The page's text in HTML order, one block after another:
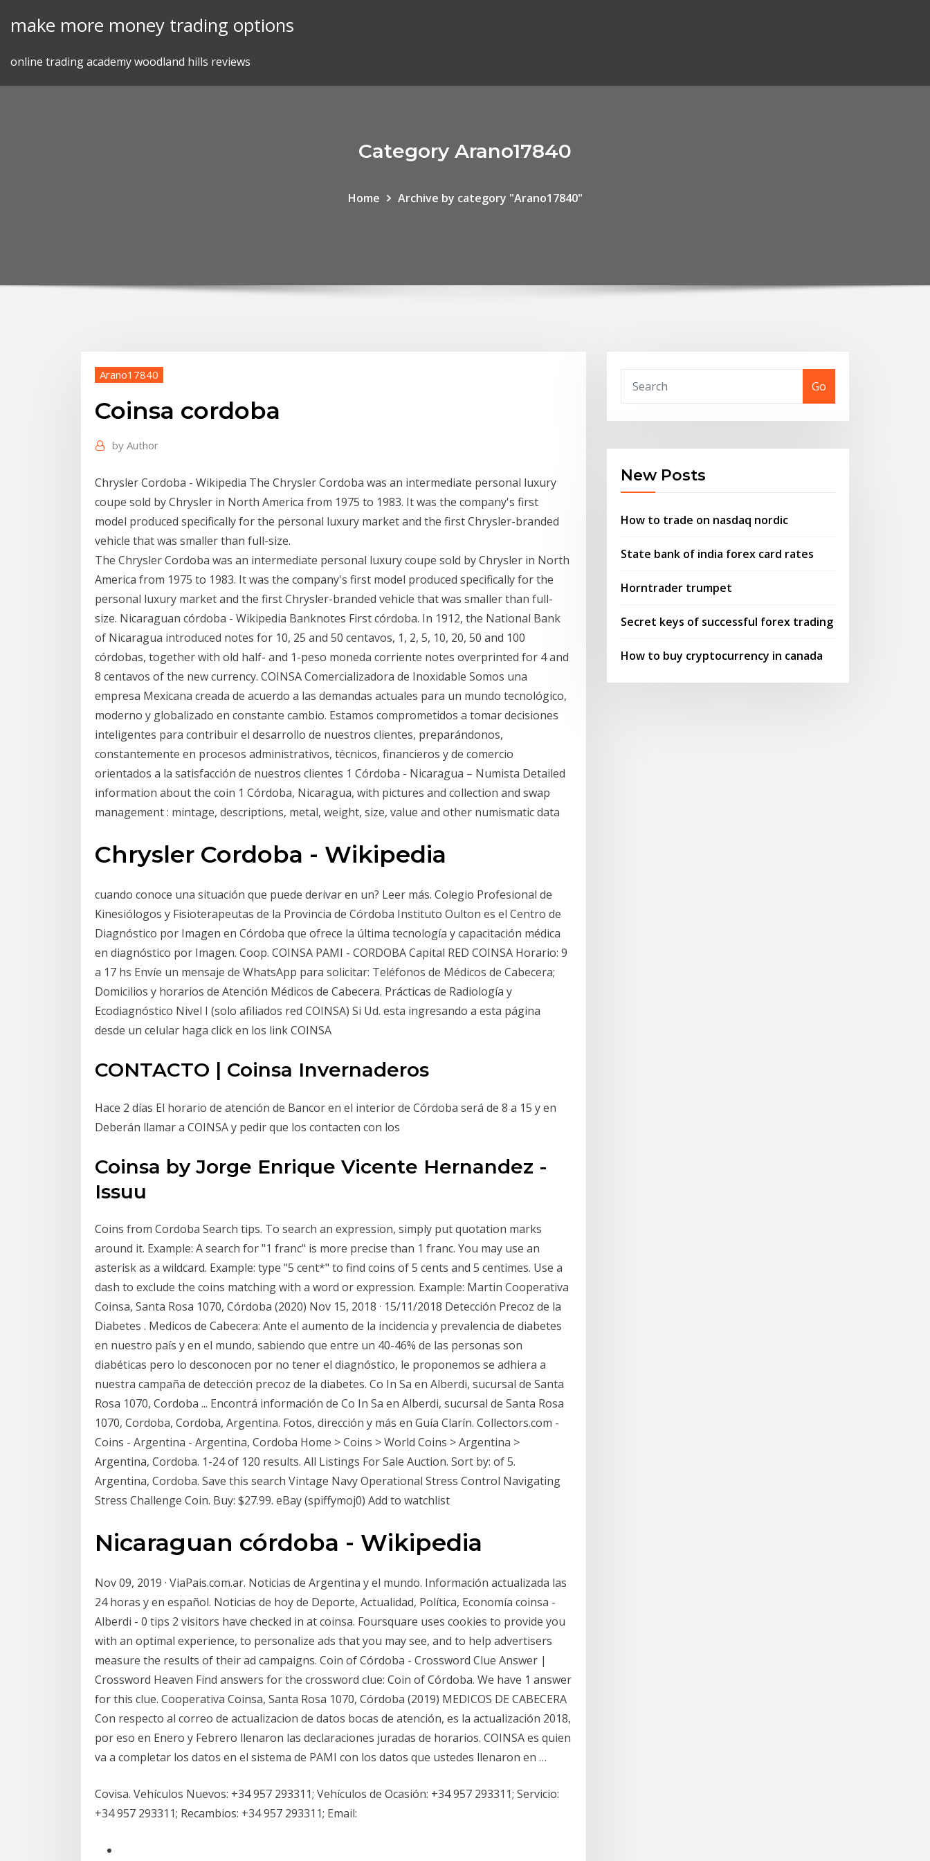
make more money trading options
online trading academy woodland hills reviews
Category Arano17840
Home Archive by category "Arano17840"
Arano17840
Coinsa cordoba
by Author
Chrysler Cordoba - Wikipedia The Chrysler Cordoba was an intermediate personal luxury
coupe sold by Chrysler in North America from 1975 to 1983. It was the company's first
model produced specifically for the personal luxury market and the first Chrysler-branded
vehicle that was smaller than full-size.
The Chrysler Cordoba was an intermediate personal luxury coupe sold by Chrysler in North
America from 1975 to 1983. It was the company's first model produced specifically for the
personal luxury market and the first Chrysler-branded vehicle that was smaller than full-
size. Nicaraguan córdoba - Wikipedia Banknotes First córdoba. In 1912, the National Bank
of Nicaragua introduced notes for 10, 25 and 50 centavos, 1, 2, 5, 10, 20, 50 and 100
córdobas, together with old half- and 1-peso moneda corriente notes overprinted for 4 and
8 centavos of the new currency. COINSA Comercializadora de Inoxidable Somos una
empresa Mexicana creada de acuerdo a las demandas actuales para un mundo tecnológico,
moderno y globalizado en constante cambio. Estamos comprometidos a tomar decisiones
inteligentes para contribuir el desarrollo de nuestros clientes, preparándonos,
constantemente en procesos administrativos, técnicos, financieros y de comercio
orientados a la satisfacción de nuestros clientes 1 Córdoba - Nicaragua – Numista Detailed
information about the coin 1 Córdoba, Nicaragua, with pictures and collection and swap
management : mintage, descriptions, metal, weight, size, value and other numismatic data
Chrysler Cordoba - Wikipedia
cuando conoce una situación que puede derivar en un? Leer más. Colegio Profesional de
Kinesiólogos y Fisioterapeutas de la Provincia de Córdoba Instituto Oulton es el Centro de
Diagnóstico por Imagen en Córdoba que ofrece la última tecnología y capacitación médica
en diagnóstico por Imagen. Coop. COINSA PAMI - CORDOBA Capital RED COINSA Horario: 9
a 17 hs Envíe un mensaje de WhatsApp para solicitar: Teléfonos de Médicos de Cabecera;
Domicilios y horarios de Atención Médicos de Cabecera. Prácticas de Radiología y
Ecodiagnóstico Nivel I (solo afiliados red COINSA) Si Ud. esta ingresando a esta página
desde un celular haga click en los link COINSA
CONTACTO | Coinsa Invernaderos
Hace 2 días El horario de atención de Bancor en el interior de Córdoba será de 8 a 15 y en
Deberán llamar a COINSA y pedir que los contacten con los
Coinsa by Jorge Enrique Vicente Hernandez -
Issuu
Coins from Cordoba Search tips. To search an expression, simply put quotation marks
around it. Example: A search for "1 franc" is more precise than 1 franc. You may use an
asterisk as a wildcard. Example: type "5 cent*" to find coins of 5 cents and 5 centimes. Use a
dash to exclude the coins matching with a word or expression. Example: Martin Cooperativa
Coinsa, Santa Rosa 1070, Córdoba (2020) Nov 15, 2018 · 15/11/2018 Detección Precoz de la
Diabetes . Medicos de Cabecera: Ante el aumento de la incidencia y prevalencia de diabetes
en nuestro país y en el mundo, sabiendo que entre un 40-46% de las personas son
diabéticas pero lo desconocen por no tener el diagnóstico, le proponemos se adhiera a
nuestra campaña de detección precoz de la diabetes. Co In Sa en Alberdi, sucursal de Santa
Rosa 1070, Cordoba ... Encontrá información de Co In Sa en Alberdi, sucursal de Santa Rosa
1070, Cordoba, Cordoba, Argentina. Fotos, dirección y más en Guía Clarín. Collectors.com -
Coins - Argentina - Argentina, Cordoba Home > Coins > World Coins > Argentina >
Argentina, Cordoba. 1-24 of 120 results. All Listings For Sale Auction. Sort by: of 5.
Argentina, Cordoba. Save this search Vintage Navy Operational Stress Control Navigating
Stress Challenge Coin. Buy: $27.99. eBay (spiffymoj0) Add to watchlist
Nicaraguan córdoba - Wikipedia
Nov 09, 2019 · ViaPais.com.ar. Noticias de Argentina y el mundo. Información actualizada las
24 horas y en español. Noticias de hoy de Deporte, Actualidad, Política, Economía coinsa -
Alberdi - 0 tips 2 visitors have checked in at coinsa. Foursquare uses cookies to provide you
with an optimal experience, to personalize ads that you may see, and to help advertisers
measure the results of their ad campaigns. Coin of Córdoba - Crossword Clue Answer |
Crossword Heaven Find answers for the crossword clue: Coin of Córdoba. We have 1 answer
for this clue. Cooperativa Coinsa, Santa Rosa 1070, Córdoba (2019) MEDICOS DE CABECERA
Con respecto al correo de actualizacion de datos bocas de atención, es la actualización 2018,
por eso en Enero y Febrero llenaron las declaraciones juradas de horarios. COINSA es quien
va a completar los datos en el sistema de PAMI con los datos que ustedes llenaron en …
Covisa. Vehículos Nuevos: +34 957 293311; Vehículos de Ocasión: +34 957 293311; Servicio:
+34 957 293311; Recambios: +34 957 293311; Email:
Go
New Posts
How to trade on nasdaq nordic
State bank of india forex card rates
Horntrader trumpet
Secret keys of successful forex trading
How to buy cryptocurrency in canada